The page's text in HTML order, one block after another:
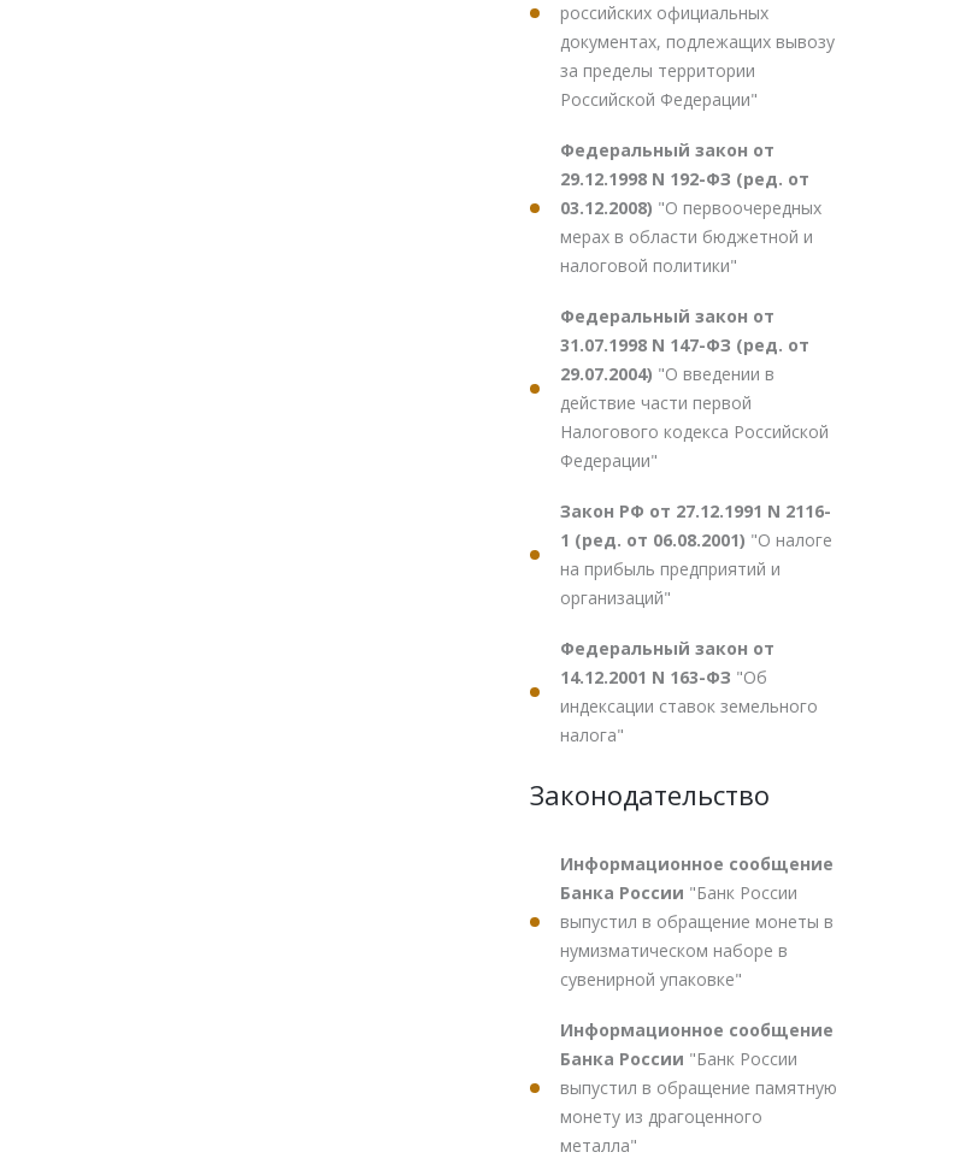
российских официальных
документах, подлежащих вывозу
за пределы территории
Российской Федерации"
Федеральный закон от
29.12.1998 N 192-ФЗ (ред. от
03.12.2008) "О первоочередных
мерах в области бюджетной и
налоговой политики"
Федеральный закон от
31.07.1998 N 147-ФЗ (ред. от
29.07.2004) "О введении в
действие части первой
Налогового кодекса Российской
Федерации"
Закон РФ от 27.12.1991 N 2116-
1 (ред. от 06.08.2001) "О налоге
на прибыль предприятий и
организаций"
Федеральный закон от
14.12.2001 N 163-ФЗ "Об
индексации ставок земельного
налога"
Законодательство
Информационное сообщение
Банка России "Банк России
выпустил в обращение монеты в
нумизматическом наборе в
сувенирной упаковке"
Информационное сообщение
Банка России "Банк России
выпустил в обращение памятную
монету из драгоценного
металла"